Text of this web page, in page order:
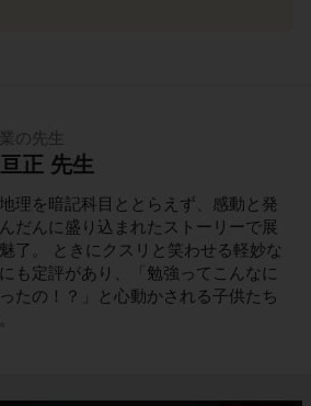
の先生
正 先生
理を暗記科目ととらえず、感動と発
だんに盛り込まれたストーリーで展
了。 ときにクスリと笑わせる軽妙な
も定評があり、「勉強ってこんなに
たの！？」と心動かされる子供たち